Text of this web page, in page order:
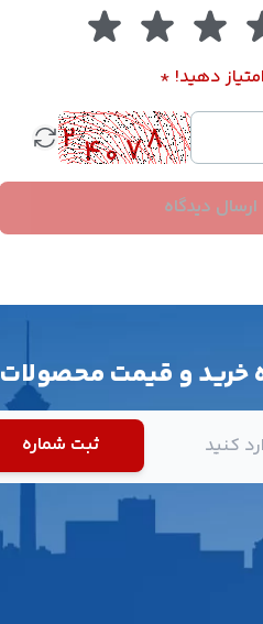
امتیاز دهید! *
ارسال دیدگاه
خرید و قیمت محصولات
ثبت شماره